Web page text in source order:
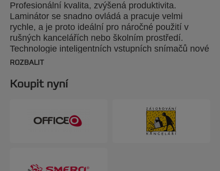
Profesionální kvalita, zvýšená produktivita.
Laminátor se snadno ovládá a pracuje velmi
rychle, a je proto ideální pro náročné použití v
rušných kancelářích nebo školním prostředí.
Technologie inteligentních vstupních snímačů nové
generace přesně měří tloušťku kapsy a jejího
možností manuálního nastavení pro nestandardní
média. Pro laminování lze použít laminovací kapsy
mikronů. Výsledkem je bezvadná povrchová
úprava.
ROZBALIT
Koupit nyní